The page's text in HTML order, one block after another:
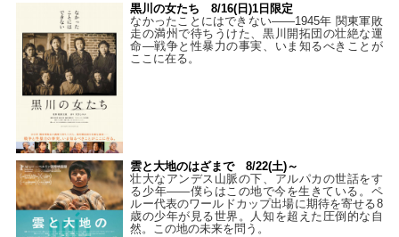
黒川の女たち 8/16(日)1日限定
なかったことにはできない——1945年 関東軍敗
走の満州で待ちうけた、黒川開拓団の壮絶な運
命―戦争と性暴力の事実、いま知るべきことが
ここに在る。
雲と大地のはざまで 8/22(土)～
壮大なアンデス山脈の下、アルパカの世話をす
る少年――僕らはこの地で今を生きている。ペ
ルー代表のワールドカップ出場に期待を寄せる8
歳の少年が見る世界。人知を超えた圧倒的な自
然。この地の未来を問う。